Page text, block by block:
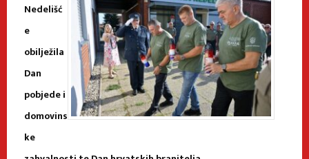
Nedelišć
e
obilježila
Dan
pobjede i
domovins
ke